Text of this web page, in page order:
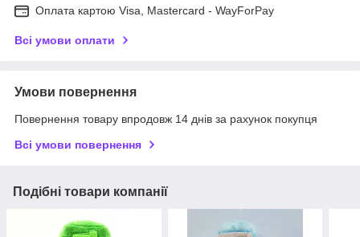
Оплата картою Visa, Mastercard - WayForPay
Всі умови оплати
Умови повернення
Повернення товару впродовж 14 днів за рахунок покупця
Всі умови повернення
Подібні товари компанії